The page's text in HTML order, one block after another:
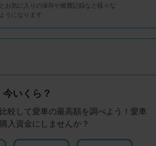
お気に入りの保存や燃費記録など様々な
うになります
いくら？
較して愛車の最高額を調べよう！愛車
入資金にしませんか？